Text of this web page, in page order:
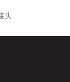
头